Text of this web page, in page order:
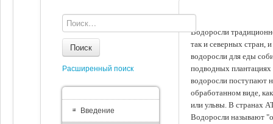
Водоросли
так и северных стран,
водоросли для еды
подводных
водоросли поступают
обработанном виде,
или ульвы. В странах
Водоросли называют
Поиск
Расширенный поиск
Введение